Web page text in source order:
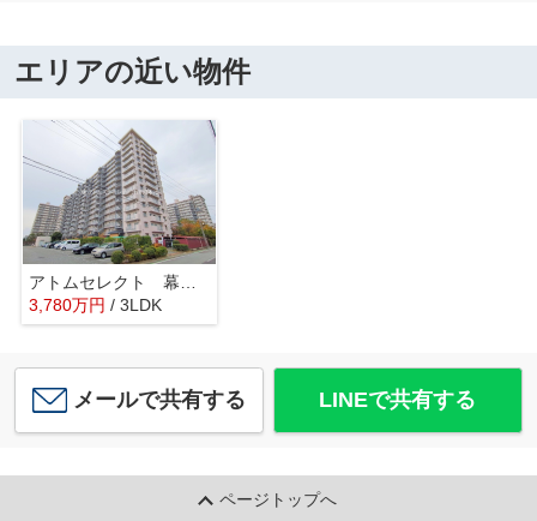
エリアの近い物件
アトムセレクト 幕張ファミールハイツ4号棟
3,780万円 / 3LDK
メールで共有する LINEで共有する
ページトップへ